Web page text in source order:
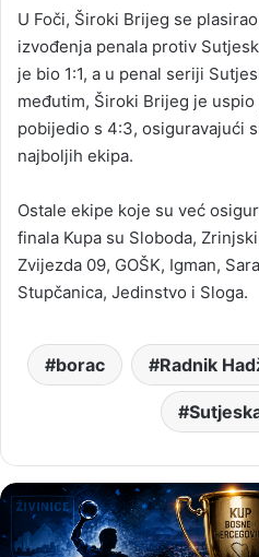
U Foči, Široki Brijeg se
izvođenja penala protiv
je bio 1:1, a u penal seriji
međutim, Široki Brijeg je
pobijedio s 4:3, osiguravajući
najboljih ekipa.
Ostale ekipe koje su već
finala Kupa su Sloboda,
Zvijezda 09, GOŠK, Igman,
Stupčanica, Jedinstvo i Sloga.
borac Radnik